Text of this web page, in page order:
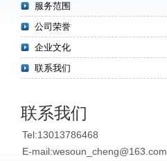
服务范围
公司荣誉
企业文化
联系我们
联系我们
Tel:13013786468
E-mail:wesoun_cheng@163.com